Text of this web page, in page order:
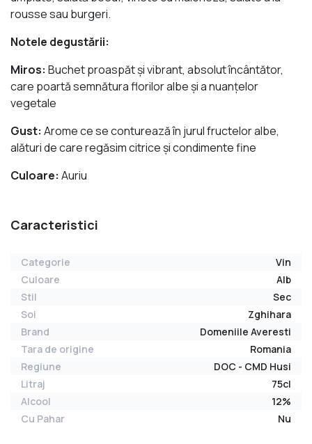
rousse sau burgeri.
Notele degustării:
Miros: Buchet proaspăt şi vibrant, absolut încântător,
care poartă semnătura florilor albe şi a nuanţelor
vegetale
Gust: Arome ce se conturează în jurul fructelor albe,
alături de care regăsim citrice și condimente fine
Culoare: Auriu
Caracteristici
Categorie
Vin
Culoare
Alb
Stil
Sec
Soi
Zghihara
Brand
Domeniile Averesti
Tara de origine
Romania
Regiune
DOC - CMD Husi
Litraj
75cl
Alcool
12%
Cu Pahar
Nu